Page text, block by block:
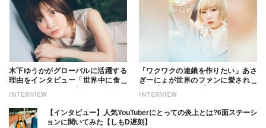
INTERVIEW
木下ゆうかがグローバルに活躍する
理由をインタビュー「世界中に食べ
ついても
INTERVIEW
「ワクワクの連鎖を作りたい」あさ
ぎーにょが世界のファンに愛される
【インタビュー】人気YouTuberにとっての炎上とは?6面ステーシ
ョンに聞いてみた【しもD遅刻】